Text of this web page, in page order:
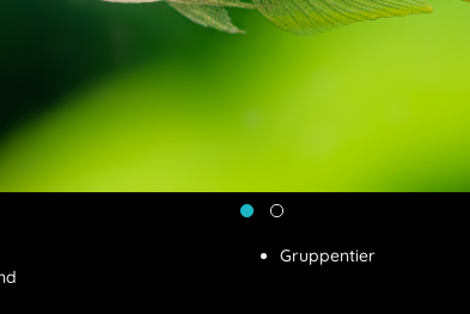
Gruppentier